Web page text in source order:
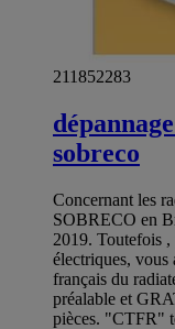
211852283
sobreco
Concernant les
SOBRECO en
2019. Toutefois ,
électriques,
français du
préalable et
pièces. "CTFR"